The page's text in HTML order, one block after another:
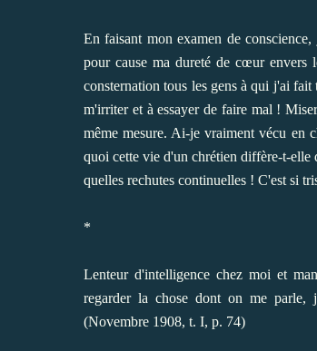
En faisant mon examen de
pour cause ma dureté de cœur envers
consternation tous les gens à qui j'ai
m'irriter et à essayer de faire mal !
même mesure. Ai-je vraiment vécu en
quoi cette vie d'un chrétien diffère-t-elle
quelles rechutes continuelles ! C'est si
*
Lenteur d'intelligence chez moi et
regarder la chose dont on me parle,
(Novembre 1908, t. I, p. 74)